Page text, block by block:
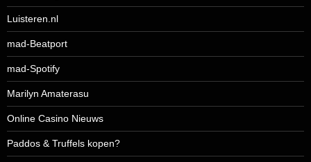
Luisteren.nl
mad-Beatport
mad-Spotify
Marilyn Amaterasu
Online Casino Nieuws
Paddos & Truffels kopen?